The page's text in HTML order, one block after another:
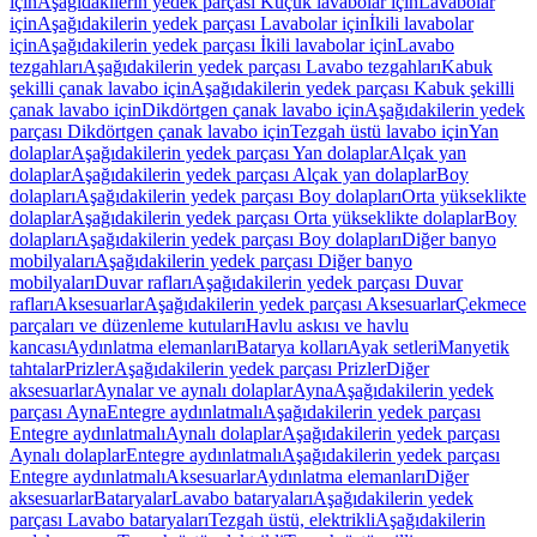
içinAşağıdakilerin yedek parçası Lavabolar içinİkili lavabolar
içinAşağıdakilerin yedek parçası İkili lavabolar içinLavabo
tezgahlarıAşağıdakilerin yedek parçası Lavabo tezgahlarıKabuk
şekilli çanak lavabo içinAşağıdakilerin yedek parçası Kabuk şekilli
çanak lavabo içinDikdörtgen çanak lavabo içinAşağıdakilerin yedek
parçası Dikdörtgen çanak lavabo içinTezgah üstü lavabo içinYan
dolaplarAşağıdakilerin yedek parçası Yan dolaplarAlçak yan
dolaplarAşağıdakilerin yedek parçası Alçak yan dolaplarBoy
dolaplarıAşağıdakilerin yedek parçası Boy dolaplarıOrta yükseklikte
dolaplarAşağıdakilerin yedek parçası Orta yükseklikte dolaplarBoy
dolaplarıAşağıdakilerin yedek parçası Boy dolaplarıDiğer banyo
mobilyalarıAşağıdakilerin yedek parçası Diğer banyo
mobilyalarıDuvar raflarıAşağıdakilerin yedek parçası Duvar
raflarıAksesuarlarAşağıdakilerin yedek parçası AksesuarlarÇekmece
parçaları ve düzenleme kutularıHavlu askısı ve havlu
kancasıAydınlatma elemanlarıBatarya kollarıAyak setleriManyetik
tahtalarPrizlerAşağıdakilerin yedek parçası PrizlerDiğer
aksesuarlarAynalar ve aynalı dolaplarAynaAşağıdakilerin yedek
parçası AynaEntegre aydınlatmalıAşağıdakilerin yedek parçası
Entegre aydınlatmalıAynalı dolaplarAşağıdakilerin yedek parçası
Aynalı dolaplarEntegre aydınlatmalıAşağıdakilerin yedek parçası
Entegre aydınlatmalıAksesuarlarAydınlatma elemanlarıDiğer
aksesuarlarBataryalarLavabo bataryalarıAşağıdakilerin yedek
parçası Lavabo bataryalarıTezgah üstü, elektrikliAşağıdakilerin